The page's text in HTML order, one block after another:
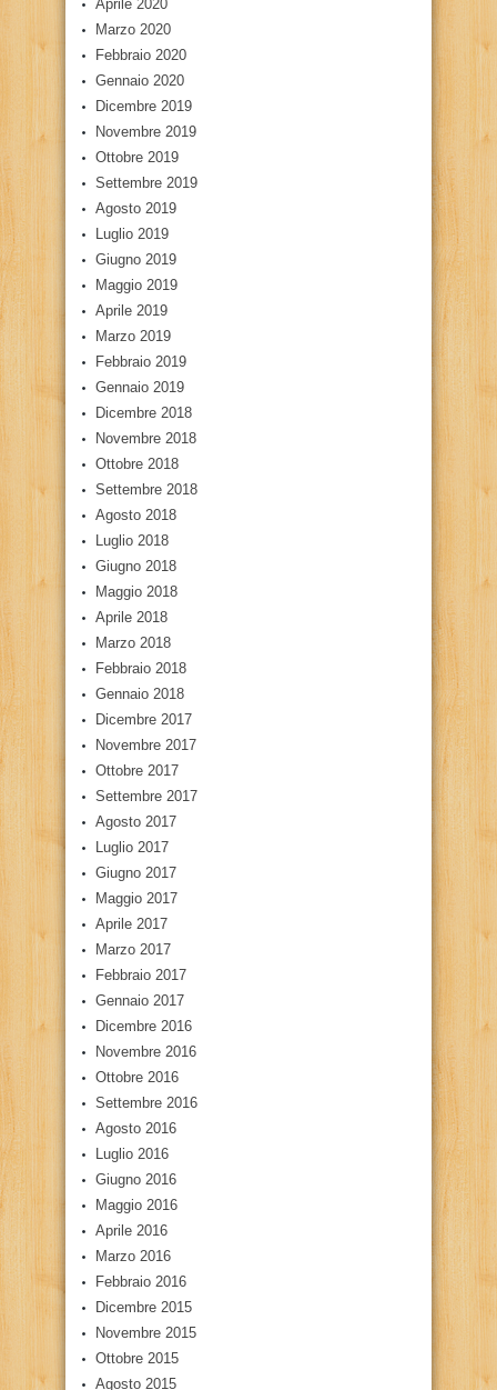
Aprile 2020
Marzo 2020
Febbraio 2020
Gennaio 2020
Dicembre 2019
Novembre 2019
Ottobre 2019
Settembre 2019
Agosto 2019
Luglio 2019
Giugno 2019
Maggio 2019
Aprile 2019
Marzo 2019
Febbraio 2019
Gennaio 2019
Dicembre 2018
Novembre 2018
Ottobre 2018
Settembre 2018
Agosto 2018
Luglio 2018
Giugno 2018
Maggio 2018
Aprile 2018
Marzo 2018
Febbraio 2018
Gennaio 2018
Dicembre 2017
Novembre 2017
Ottobre 2017
Settembre 2017
Agosto 2017
Luglio 2017
Giugno 2017
Maggio 2017
Aprile 2017
Marzo 2017
Febbraio 2017
Gennaio 2017
Dicembre 2016
Novembre 2016
Ottobre 2016
Settembre 2016
Agosto 2016
Luglio 2016
Giugno 2016
Maggio 2016
Aprile 2016
Marzo 2016
Febbraio 2016
Dicembre 2015
Novembre 2015
Ottobre 2015
Agosto 2015